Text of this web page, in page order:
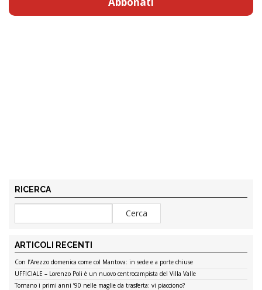
RICERCA
ARTICOLI RECENTI
Con l’Arezzo domenica come col Mantova: in sede e a porte chiuse
UFFICIALE – Lorenzo Poli è un nuovo centrocampista del Villa Valle
Tornano i primi anni ’90 nelle maglie da trasferta: vi piacciono?